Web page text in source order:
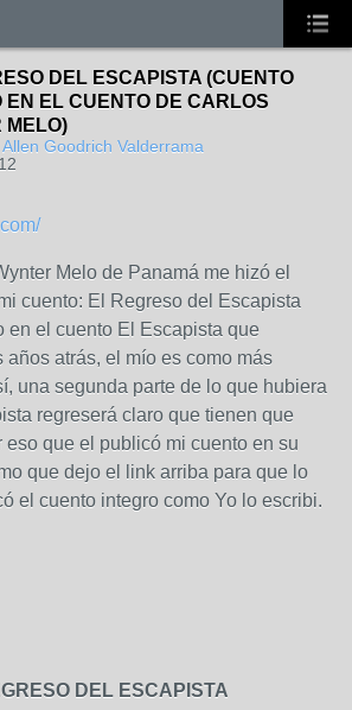
DEL ESCAPISTA (CUENTO
EN EL CUENTO DE CARLOS
MELO)
Goodrich Valderrama
Melo de Panamá me hizó el
cuento: El Regreso del Escapista
en el cuento El Escapista que
atrás, el mío es como más
una segunda parte de lo que hubiera
regreserá claro que tienen que
eso que el publicó mi cuento en su
que dejo el link arriba para que lo
el cuento integro como Yo lo escribi.
DEL ESCAPISTA